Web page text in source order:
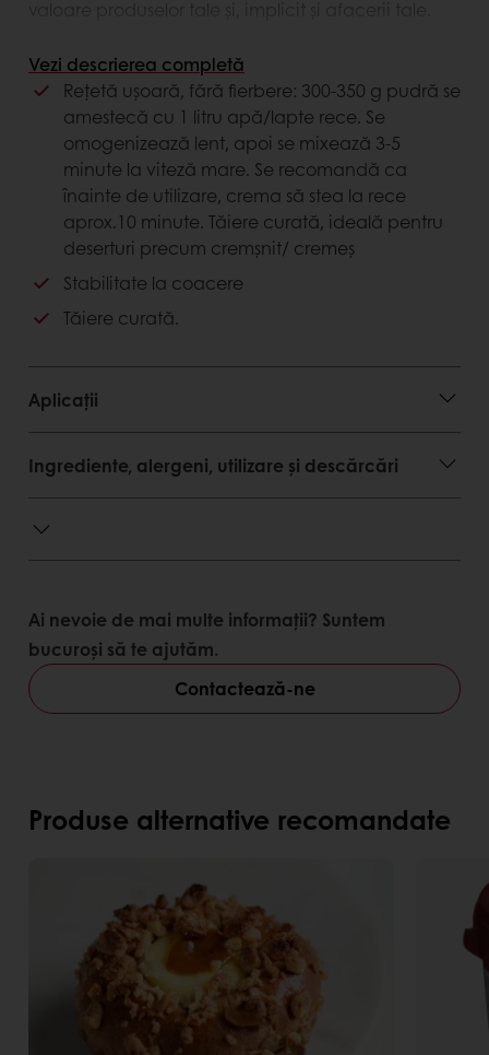
Provoacă prin concepte noi
Fii pionier pe piața ta, folosind umpluturi de
patiserie deosebite, care urmează ultimele
tendințe și care se ridică la nivelul ambițiilor tale.
Avantaje client
Stabilitate bună la coacere
Stabilitate bună la congelare-decongelare
Tăiere curată.
Gust echilibrat de cacao
Aspect atractiv al produselor finite
Vezi descrierea completă
Rețetă ușoară, fără fierbere: 300-350 g pudră se
amestecă cu 1 litru apă/lapte rece. Se
omogenizează lent, apoi se mixează 3-5
minute la viteză mare. Se recomandă ca
înainte de utilizare, crema să stea la rece
aprox.10 minute. Tăiere curată, ideală pentru
deserturi precum cremșnit/ cremeș
Stabilitate la coacere
Tăiere curată.
Aplicații
Ingrediente, alergeni, utilizare și descărcări
Ai nevoie de mai multe informații? Suntem
bucuroși să te ajutăm.
Contactează-ne
Produse alternative recomandate